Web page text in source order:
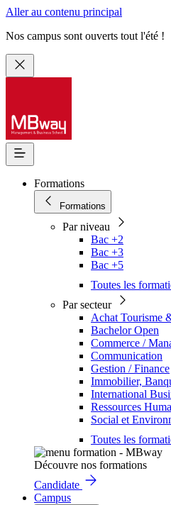
Aller au contenu principal
Nos campus sont ouverts tout l'été !
Formations
Formations
Par niveau
Bac +2
Bac +3
Bac +5
Toutes les
Par secteur
Achat Tourisme
Bachelor Open
Commerce /
Communication
Gestion / Finance
Immobilier,
International
Ressources
Social et
Toutes les
Découvre nos formations
Candidate
Campus